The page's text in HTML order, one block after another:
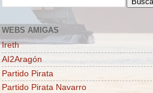
WEBS AMIGAS
Ireth
AI2Aragón
Partido Pirata
Partido Pirata Navarro